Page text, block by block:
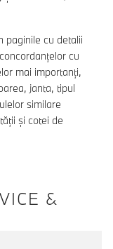
paginile cu detalii
cu
mai importanți,
janta, tipul
similare
și cotei de
&